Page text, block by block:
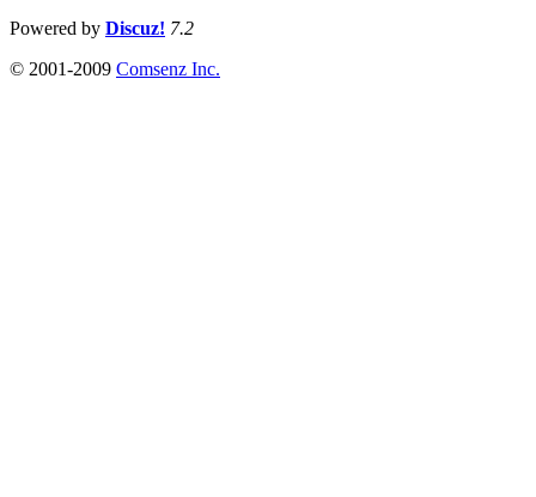
Powered by Discuz! 7.2
© 2001-2009 Comsenz Inc.